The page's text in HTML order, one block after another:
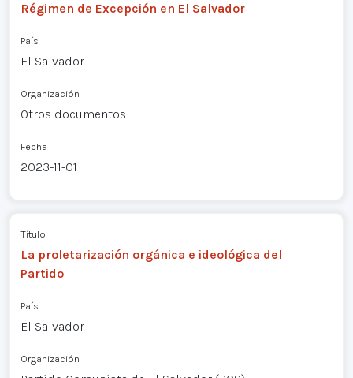
Régimen de Excepción en El Salvador
País
El Salvador
Organización
Otros documentos
Fecha
2023-11-01
Título
La proletarización orgánica e ideológica del
Partido
País
El Salvador
Organización